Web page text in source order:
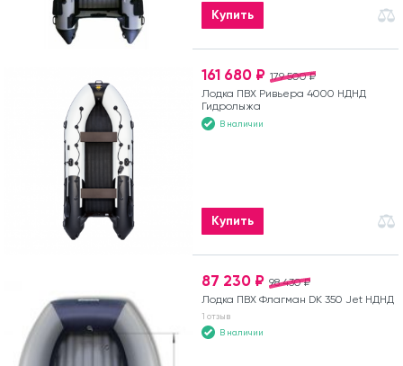
Купить
179 500 ₽
161 680 ₽
Лодка ПВХ Ривьера 4000 НДНД
Гидролыжа
В наличии
Купить
98 430 ₽
87 230 ₽
Лодка ПВХ Флагман DK 350 Jet НДНД
1 отзыв
В наличии